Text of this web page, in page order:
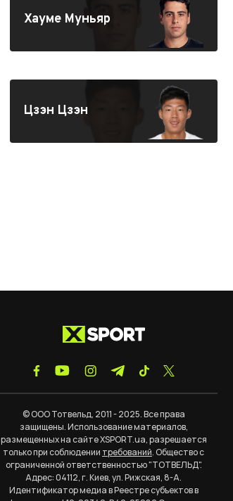
Хауме Муньяр
Цзэн Цзэн
© ООО Тотвельд, 2011 - 2025. Все права
защищены. Использование материалов,
размещенных на сайте XSPORT.ua, разрешается
только при соблюдении требований. Общество с
ограниченной ответственностью "ТОТВЕЛЬД".
Адрес: 04112, г. Киев, ул. Рижская, 8-А.
Идентификатор медиа в Реестре субъектов в